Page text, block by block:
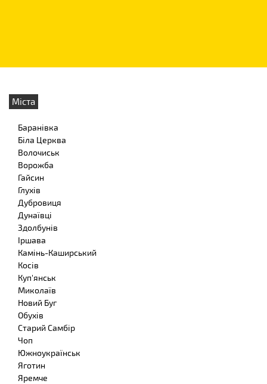
Міста
Баранівка
Біла Церква
Волочиськ
Ворожба
Гайсин
Глухів
Дубровиця
Дунаївці
Здолбунів
Іршава
Камінь-Каширський
Косів
Куп'янськ
Миколаїв
Новий Буг
Обухів
Старий Самбір
Чоп
Южноукраїнськ
Яготин
Яремче